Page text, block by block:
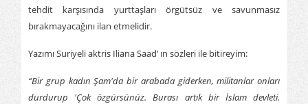
tehdit karşısında yurttaşları örgütsüz ve savunmasız
bırakmayacağını ilan etmelidir.
Yazımı Suriyeli aktris Iliana Saad’ ın sözleri ile bitireyim:
“Bir grup kadın Şam'da bir arabada giderken, militanlar onları
durdurup 'Çok özgürsünüz. Burası artık bir İslam devleti.